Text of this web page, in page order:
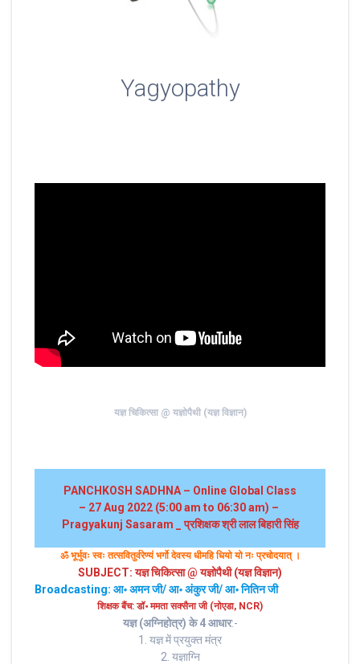
Yagyopathy
यज्ञ चिकित्सा @ यज्ञोपैथी (यज्ञ विज्ञान)
PANCHKOSH SADHNA – Online Global Class
– 27 Aug 2022 (5:00 am to 06:30 am) –
Pragyakunj Sasaram _ प्रशिक्षक श्री लाल बिहारी सिंह
ॐ भूर्भुवः स्‍वः तत्‍सवितुर्वरेण्‍यं भर्गो देवस्य धीमहि धियो यो नः प्रचोदयात्‌ ।
SUBJECT: यज्ञ चिकित्सा @ यज्ञोपैथी (यज्ञ विज्ञान)
Broadcasting: आ॰ अमन जी/ आ॰ अंकुर जी/ आ॰ नितिन जी
शिक्षक बैंच: डॉ॰ ममता सक्सैना जी (नोएडा, NCR)
यज्ञ (अग्निहोत्र) के 4 आधार:-
1. यज्ञ में प्रयुक्त मंत्र
2. यज्ञाग्नि